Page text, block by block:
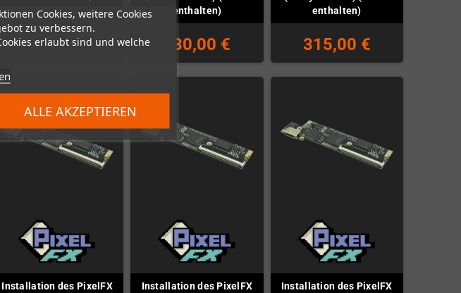
Cookies, weitere Cookies
zu verbessern.
erlaubt sind und welche
ALLE AKZEPTIEREN
95,00 €
enthalten)
230,00 €
enthalten)
315,00 €
Installation des PixelFX
Installation des PixelFX
Installation des PixelFX